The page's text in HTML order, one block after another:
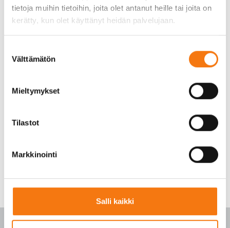
tietoja muihin tietoihin, joita olet antanut heille tai joita on
kerätty, kun olet käyttänyt heidän palvelujaan.
valinta
Välttämätön
Mieltymykset
Tilastot
Markkinointi
Salli kaikki
maassa, toteaa Seepsulan kehitysjohtaja Karl
Sjöblom
toimipisteistä ja sen voi myös lukea Seepsulan
GRI-raportti 2014